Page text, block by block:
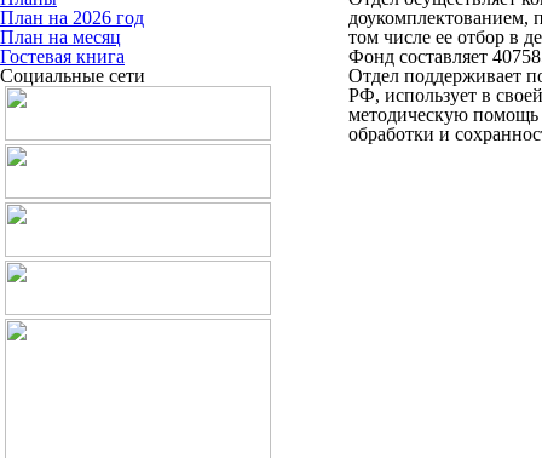
План на 2026 год
План на месяц
Гостевая книга
Социальные сети
доукомплектованием,
том числе ее отбор в
Фонд составляет
Отдел поддерживает
РФ, использует в
методическую помощь
обработки и